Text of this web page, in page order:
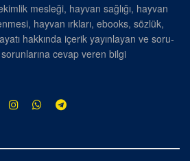
mesleği, hayvan sağlığı, hayvan
hayvan ırkları, ebooks, sözlük,
hakkında içerik yayınlayan ve soru-
sorunlarına cevap veren bilgi